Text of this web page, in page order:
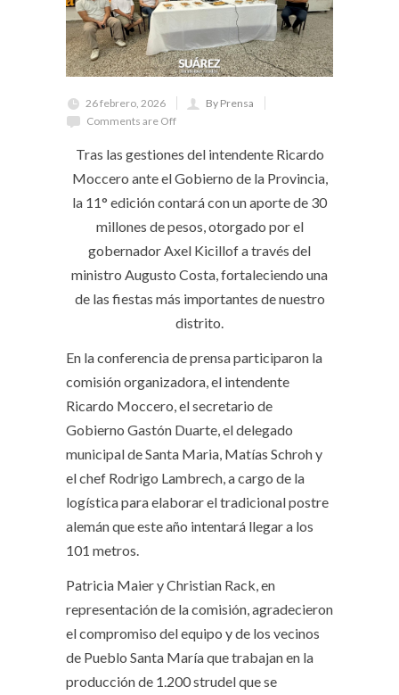
26 febrero, 2026
By Prensa
Comments are Off
Tras las gestiones del intendente Ricardo
Moccero ante el Gobierno de la Provincia,
la 11° edición contará con un aporte de 30
millones de pesos, otorgado por el
gobernador Axel Kicillof a través del
ministro Augusto Costa, fortaleciendo una
de las fiestas más importantes de nuestro
distrito.
En la conferencia de prensa participaron la
comisión organizadora, el intendente
Ricardo Moccero, el secretario de
Gobierno Gastón Duarte, el delegado
municipal de Santa Maria, Matías Schroh y
el chef Rodrigo Lambrech, a cargo de la
logística para elaborar el tradicional postre
alemán que este año intentará llegar a los
101 metros.
Patricia Maier y Christian Rack, en
representación de la comisión, agradecieron
el compromiso del equipo y de los vecinos
de Pueblo Santa María que trabajan en la
producción de 1.200 strudel que se